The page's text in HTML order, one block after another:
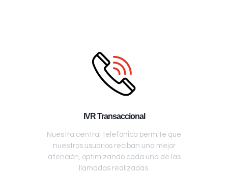
IVR Transaccional
Nuestra central telefónica permite que
nuestros usuarios reciban una mejor
atención, optimizando cada una de las
llamadas realizadas.